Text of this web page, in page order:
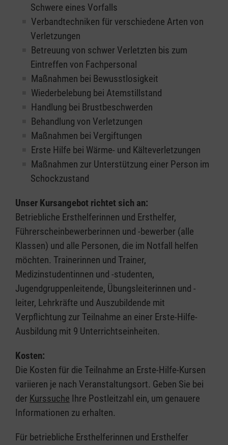
Schwere eines Vorfalls
Verbandtechniken für verschiedene Arten von
Verletzungen
Betreuung von schwer Verletzten bis zum
Eintreffen von Fachpersonal
Maßnahmen bei Bewusstlosigkeit
Wiederbelebung bei Atemstillstand
Handlung bei Brustbeschwerden
Behandlung von Verletzungen
Maßnahmen bei Vergiftungen
Erste Hilfe bei Wärme- und Kälteverletzungen
Maßnahmen zur Unterstützung einer Person im
Schockzustand
Unser Kursangebot richtet sich an:
Betriebliche Ersthelferinnen und Ersthelfer,
Führerscheinbewerberinnen und -bewerber (alle
Klassen) und alle Personen, die im Notfall helfen
möchten. Trainerinnen und Trainer,
Medizinstudentinnen und -studenten,
Jugendgruppenleitende, Übungsleiterinnen und -
leiter, Lehrkräfte und Auszubildende mit
Verpflichtung zur Teilnahme an einer Erste-Hilfe-
Ausbildung mit 9 Unterrichtseinheiten.
Kosten:
Die Kosten für die Teilnahme an Erste-Hilfe-Kursen
variieren je nach Veranstaltungsort. Geben Sie bei
der Kurssuche Ihre Postleitzahl ein, um genauere
Informationen zu erhalten.
Für betriebliche Ersthelferinnen und Ersthelfer